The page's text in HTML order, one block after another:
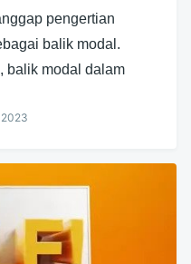
pengertian
balik modal.
balik modal dalam